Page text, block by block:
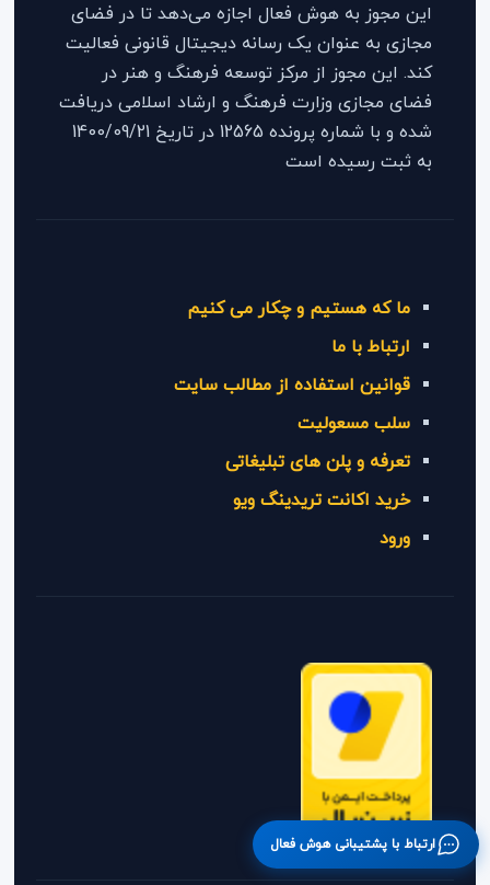
این مجوز به هوش فعال اجازه می‌دهد تا در فضای
مجازی به عنوان یک رسانه دیجیتال قانونی فعالیت
کند. این مجوز از مرکز توسعه فرهنگ و هنر در
فضای مجازی وزارت فرهنگ و ارشاد اسلامی دریافت
شده و با شماره پرونده 12565 در تاریخ 1400/09/21
به ثبت رسیده است
ما که هستیم و چکار می کنیم
ارتباط با ما
قوانین استفاده از مطالب سایت
سلب مسعولیت
تعرفه و پلن های تبلیغاتی
خرید اکانت تریدینگ ویو
ورود
ارتباط با پشتیبانی هوش فعال